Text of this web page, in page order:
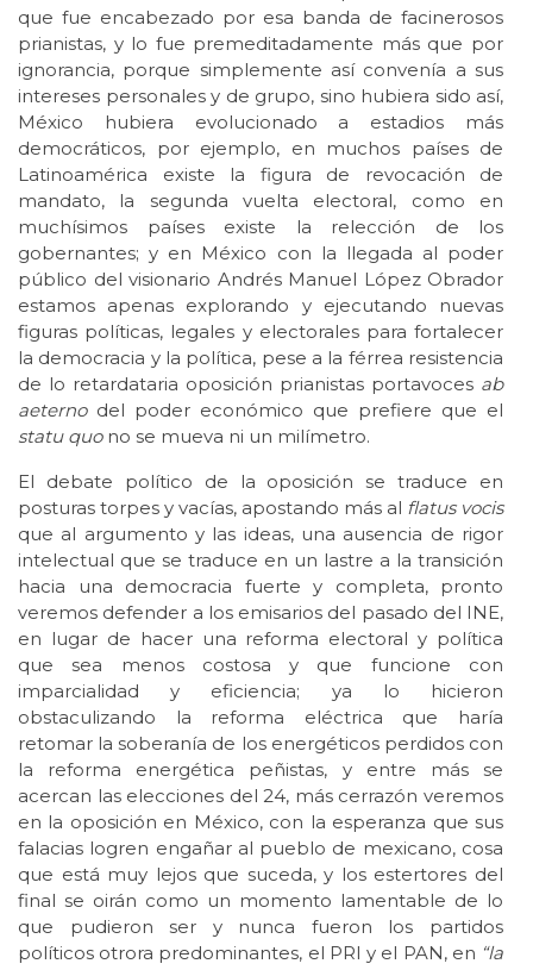
que fue encabezado por esa banda de facinerosos
prianistas, y lo fue premeditadamente más que por
ignorancia, porque simplemente así convenía a sus
intereses personales y de grupo, sino hubiera sido así,
México hubiera evolucionado a estadios más
democráticos, por ejemplo, en muchos países de
Latinoamérica existe la figura de revocación de
mandato, la segunda vuelta electoral, como en
muchísimos países existe la relección de los
gobernantes; y en México con la llegada al poder
público del visionario Andrés Manuel López Obrador
estamos apenas explorando y ejecutando nuevas
figuras políticas, legales y electorales para fortalecer
la democracia y la política, pese a la férrea resistencia
de lo retardataria oposición prianistas portavoces ab
aeternodel poder económico que prefiere que el
statu quono se mueva ni un milímetro.
El debate político de la oposición se traduce en
posturas torpes y vacías, apostando más al flatus vocis
que al argumento y las ideas, una ausencia de rigor
intelectual que se traduce en un lastre a la transición
hacia una democracia fuerte y completa, pronto
veremos defender a los emisarios del pasado del INE,
en lugar de hacer una reforma electoral y política
que sea menos costosa y que funcione con
imparcialidad y eficiencia; ya lo hicieron
obstaculizando la reforma eléctrica que haría
retomar la soberanía de los energéticos perdidos con
la reforma energética peñistas, y entre más se
acercan las elecciones del 24, más cerrazón veremos
en la oposición en México, con la esperanza que sus
falacias logren engañar al pueblo de mexicano, cosa
que está muy lejos que suceda, y los estertores del
final se oirán como un momento lamentable de lo
que pudieron ser y nunca fueron los partidos
políticos otrora predominantes, el PRI y el PAN, en “la